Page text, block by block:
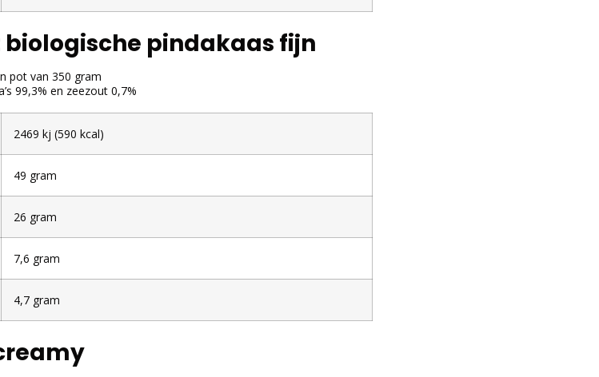
pindakaas fijn
pot van 350 gram
99,3% en zeezout 0,7%
2469 kj (590 kcal)
49 gram
26 gram
7,6 gram
4,7 gram